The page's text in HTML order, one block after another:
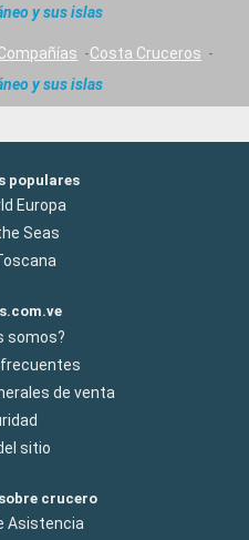
y sus islas
Costa Cruceros
y sus islas
populares
Europa
Seas
somos?
de venta
sitio
crucero
Asistencia